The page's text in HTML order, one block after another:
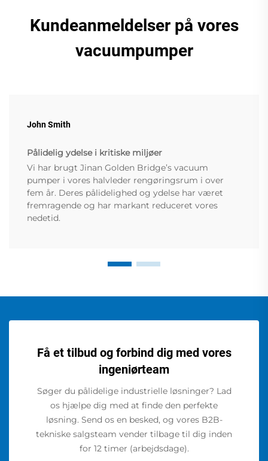
Kundeanmeldelser på vores
vacuumpumper
John Smith
Pålidelig ydelse i kritiske miljøer
Vi har brugt Jinan Golden Bridge’s vacuum
pumper i vores halvleder rengøringsrum i over
fem år. Deres pålidelighed og ydelse har været
fremragende og har markant reduceret vores
nedetid.
Få et tilbud og forbind dig med vores
ingeniørteam
Søger du pålidelige industrielle løsninger? Lad
os hjælpe dig med at finde den perfekte
løsning. Send os en besked, og vores B2B-
tekniske salgsteam vender tilbage til dig inden
for 12 timer (arbejdsdage).